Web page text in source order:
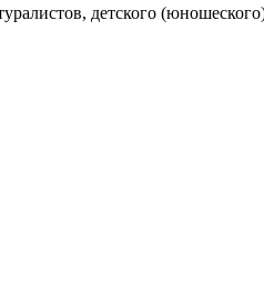
детского (юношеского)